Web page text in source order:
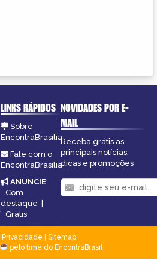
LINKS RÁPIDOS
Sobre
EncontraBrasilia
Fale com o
EncontraBrasilia
ANUNCIE:
Com
destaque |
Grátis
NOVIDADES POR E-
MAIL
Receba grátis as
principais notícias,
dicas e promoções
Privacidade
Sitemap
pelo time do EncontraBrasil